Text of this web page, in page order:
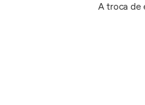
A troca de